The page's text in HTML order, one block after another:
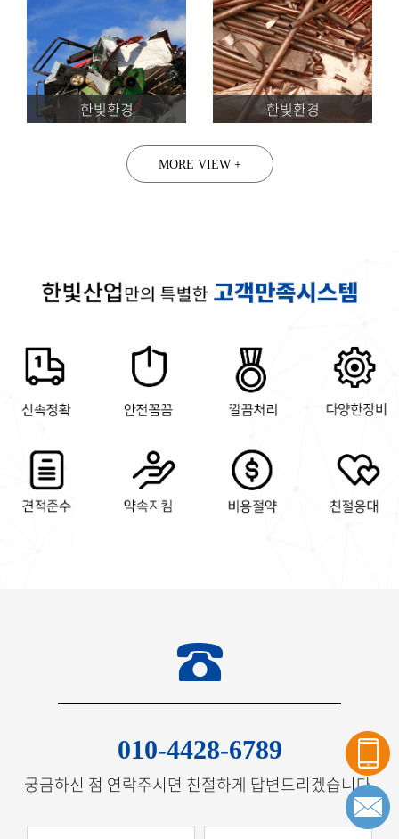
한빛환경 한빛환경
MORE VIEW +
010-4428-6789
궁금하신 점 연락주시면 친절하게 답변드리겠습니다.